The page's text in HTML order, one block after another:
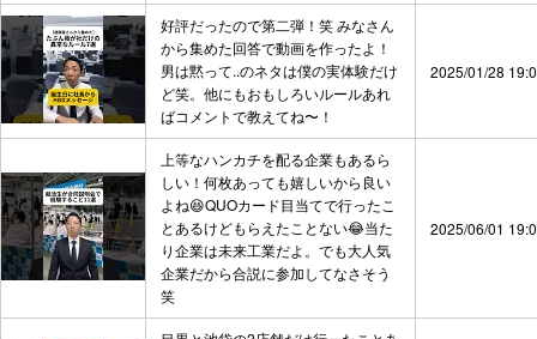
好評だったので第二弾！笑 みなさん
から集めた回答で動画を作ったよ！
男は黙って..のネタは僕の実体験だけ
ど笑。他にもおもしろいルールあれ
ばコメントで教えてね〜！
2025/01/28
上等なハンカチを配る企業もあるら
しい！何枚あっても嬉しいから良い
よね😆QUOカード目当てで行ったこ
とあるけどもらえたことない😂当た
り企業は未来工業だよ。でも大人気
企業だから合説に参加してなさそう
笑
2025/06/01